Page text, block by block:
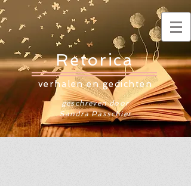
Retorica
verhalen en gedichten
geschreven door
Sandra Passchier